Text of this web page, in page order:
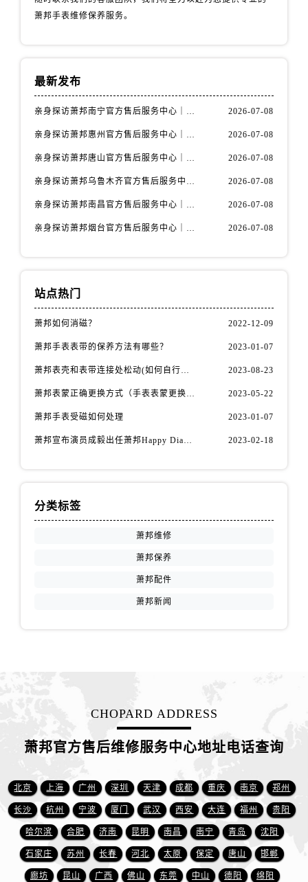
辽宁省阜新市海州区解放大街萧邦售后服务中心（需提前预约）
辽宁省沈阳市沈河区中街路137号亨得利名表维修授权店1楼萧邦售后服务中心（需提前预约）
河北省保定市竞秀区朝阳北大街北国先天下萧邦售后服务中心（需提前预约）
山西省大同市平城区迎宾街萧邦售后服务中心（需提前预约）
安徽省亳州市谯城区魏武大道萧邦售后服务中心（需提前预约）
安徽省滁州市琅琊区南谯北路萧邦售后服务中心（需提前预约）
安徽省阜阳市颍州区颍州北路萧邦售后服务中心（需提前预约）
安徽省淮北市相山区淮海路萧邦售后服务中心（需提前预约）
安徽省淮南市田家庵区国庆中路萧邦售后服务中心（需提前预约）
安徽省黄山市屯溪区黄山西路萧邦售后服务中心（需提前预约）
萧邦手表维修保养服务。
最新发布
亲身探访萧邦南宁官方售后服务中心｜网点地址与电话（2026年7月最新） 2026-07-08
亲身探访萧邦惠州官方售后服务中心｜网点地址及热线（2026年7月最新） 2026-07-08
亲身探访萧邦唐山官方售后服务中心｜全新地址及服务热线（2026年7月最新） 2026-07-08
亲身探访萧邦乌鲁木齐官方售后服务中心｜网点地址与服务热线（2026年7月最新） 2026-07-08
亲身探访萧邦南昌官方售后服务中心｜详细地址及客服热线（2026年7月最新） 2026-07-08
亲身探访萧邦烟台官方售后服务中心｜全新官方服务电话与地址（2026年7月最新） 2026-07-08
站点热门
萧邦如何消磁？ 2022-12-09
萧邦手表表带的保养方法有哪些？ 2023-01-07
萧邦表壳和表带连接处松动(如何自行修复) 2023-08-23
萧邦表蒙正确更换方式（手表表蒙更换知识） 2023-05-22
萧邦手表受磁如何处理 2023-01-07
萧邦宣布演员成毅出任萧邦Happy Diamonds系列品牌大使 2023-02-18
分类标签
萧邦维修
萧邦保养
萧邦配件
萧邦新闻
CHOPARD ADDRESS
萧邦官方售后维修服务中心地址电话查询
北京 上海 广州 深圳 天津 成都 重庆 南京 郑州
长沙 杭州 宁波 厦门 武汉 西安 大连 福州 贵阳
哈尔滨 合肥 济南 昆明 南昌 南宁 青岛 沈阳
石家庄 苏州 长春 河北 太原 保定 唐山 邯郸
廊坊 昆山 广西 佛山 东莞 中山 德阳 绵阳